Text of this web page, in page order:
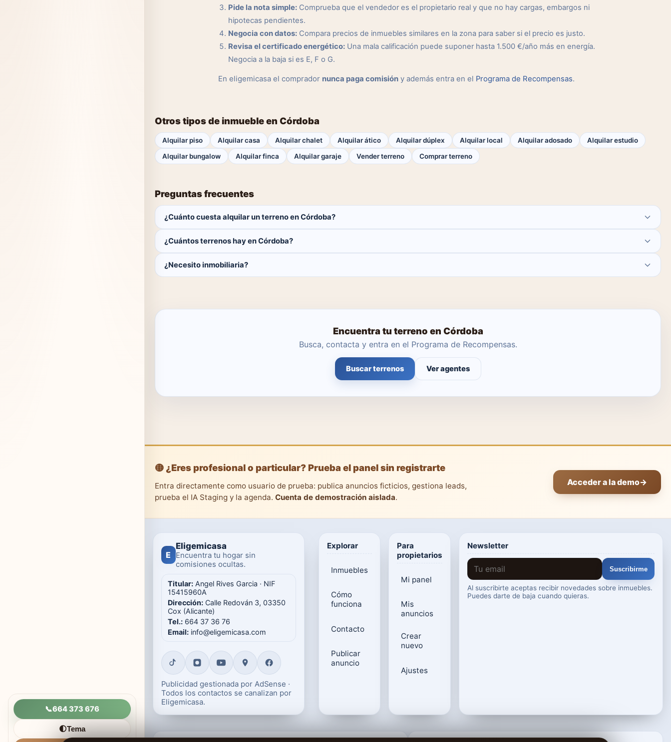
📞664 373 676
🌓Tema
Pide la nota simple: Comprueba que el vendedor es el propietario real y que no hay cargas, embargos ni
hipotecas pendientes.
Negocia con datos: Compara precios de inmuebles similares en la zona para saber si el precio es justo.
Revisa el certificado energético: Una mala calificación puede suponer hasta 1.500 €/año más en energía.
Negocia a la baja si es E, F o G.
En eligemicasa el comprador nunca paga comisión y además entra en el Programa de Recompensas.
Otros tipos de inmueble en Córdoba
Alquilar piso Alquilar casa Alquilar chalet Alquilar ático Alquilar dúplex Alquilar local Alquilar adosado
Alquilar estudio
Alquilar bungalow
Alquilar finca Alquilar garaje Vender terreno Comprar terreno
Preguntas frecuentes
¿Cuánto cuesta alquilar un terreno en Córdoba?
¿Cuántos terrenos hay en Córdoba?
¿Necesito inmobiliaria?
Encuentra tu terreno en Córdoba
Busca, contacta y entra en el Programa de Recompensas.
Buscar terrenos Ver agentes
🟡 ¿Eres profesional o particular? Prueba el panel sin registrarte
Entra directamente como usuario de prueba: publica anuncios ficticios, gestiona leads,
prueba el IA Staging y la agenda. Cuenta de demostración aislada.
Acceder a la demo→
E
Eligemicasa
Encuentra tu hogar sin
comisiones ocultas.
Titular: Angel Rives Garcia · NIF
15415960A
Dirección: Calle Redován 3, 03350
Cox (Alicante)
Tel.: 664 37 36 76
Email: info@eligemicasa.com
Publicidad gestionada por AdSense ·
Todos los contactos se canalizan por
Eligemicasa.
Explorar
Inmuebles
Cómo
funciona
Contacto
Publicar
anuncio
Para
propietarios
Mi panel
Mis
anuncios
Crear
nuevo
Ajustes
Newsletter
Suscribirme
Al suscribirte aceptas recibir novedades sobre inmuebles.
Puedes darte de baja cuando quieras.